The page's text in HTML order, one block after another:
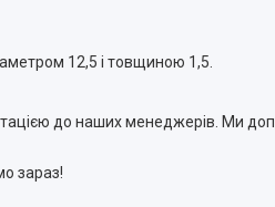
12,5 і товщиною 1,5.
до наших менеджерів. Ми
зараз!